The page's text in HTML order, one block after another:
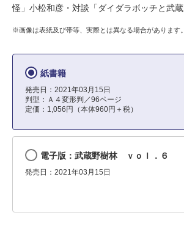
怪」小松和彦・対談「ダイダラボッチと武
※画像は表紙及び帯等、実際とは異なる場合があります。
紙書籍
発売日：2021年03月15日
判型：Ａ４変形判／96ページ
定価：1,056円（本体960円＋税）
電子版：武蔵野樹林 ｖｏｌ．６
発売日：2021年03月15日